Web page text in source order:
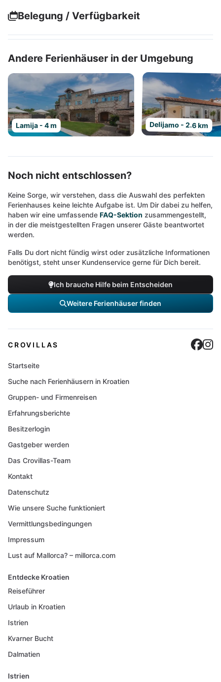
Belegung / Verfügbarkeit
Andere Ferienhäuser in der Umgebung
Lamija - 4 m Delijamo - 2.6 km
Noch nicht entschlossen?
Keine Sorge, wir verstehen, dass die Auswahl des perfekten
Ferienhauses keine leichte Aufgabe ist. Um Dir dabei zu helfen,
haben wir eine umfassende FAQ-Sektion zusammengestellt,
in der die meistgestellten Fragen unserer Gäste beantwortet
werden.
Falls Du dort nicht fündig wirst oder zusätzliche Informationen
benötigst, steht unser Kundenservice gerne für Dich bereit.
Ich brauche Hilfe beim Entscheiden
Weitere Ferienhäuser finden
CROVILLAS
Startseite
Suche nach Ferienhäusern in Kroatien
Gruppen- und Firmenreisen
Erfahrungsberichte
Besitzerlogin
Gastgeber werden
Das Crovillas-Team
Kontakt
Datenschutz
Wie unsere Suche funktioniert
Vermittlungsbedingungen
Impressum
Lust auf Mallorca? – millorca.com
Entdecke Kroatien
Reiseführer
Urlaub in Kroatien
Istrien
Kvarner Bucht
Dalmatien
Istrien